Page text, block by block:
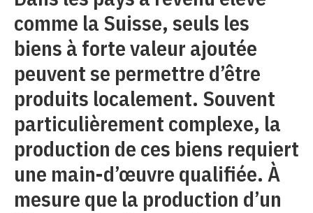
comme la Suisse, seuls les
biens à forte valeur ajoutée
peuvent se permettre d’être
produits localement. Souvent
particulièrement complexe, la
production de ces biens requiert
une main-d’œuvre qualifiée. À
mesure que la production d’un